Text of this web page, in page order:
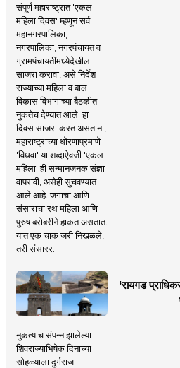
संपूर्ण महाराष्ट्रात 'एकल
महिला दिवस' म्हणून सर्व
महानगरपालिका,
नगरपालिका, नगरपंचायत व
ग्रामपंचायतींमध्येदेखील
साजरा करावा, असे निर्देश
राज्याच्या महिला व बाल
विकास विभागाच्या बैठकीत
नुकतेच देण्यात आले. हा
दिवस साजरा करत असताना,
महाराष्ट्राच्या धोरणाप्रमाणे
'विधवा' या शब्दाऐवजी 'एकल
महिला' ही सन्मानजनक संज्ञा
वापरावी, असेही सुचवण्यात
आले आहे. जगाचा आणि
संसाराचा रथ महिला आणि
पुरुष बरोबरीने हाकत असतात.
यात एक चाक जरी निखळले,
तरी संसारर..
‘रायगड
नुकत्याच संपन्न झालेल्या
शिवराज्याभिषेक दिनाच्या
सोहळ्याला दुर्गराज